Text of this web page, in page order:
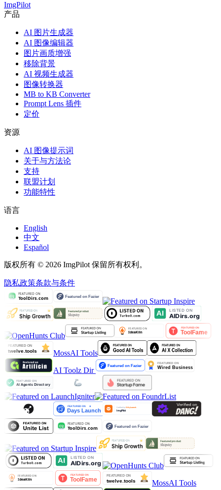
ImgPilot
产品
AI 图片生成器
AI 图像编辑器
图片画质增强
移除背景
AI 视频生成器
图像转换器
MB to KB Converter
Prompt Lens 插件
定价
资源
AI 图像提示词
关于与方法论
支持
联盟计划
功能特性
语言
English
中文
Español
版权所有 © 2026 ImgPilot 保留所有权利。
隐私政策条款与条件
MossAI Tools
AI Toolz Dir
MossAI Tools